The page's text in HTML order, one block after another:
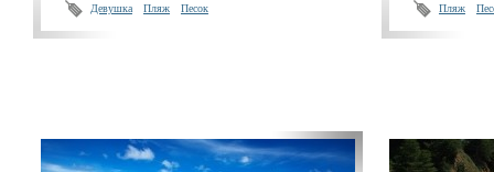
Девушка Пляж Песок Пляж